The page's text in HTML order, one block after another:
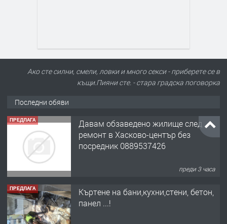
Ако сте силни, смели, ловки и много секси - приберете се в
къщи.Пияни сте. - стара градска поговорка
Последни обяви
ПРЕДЛАГА
Давам обзаведено жилище след
ремонт в Хасково-център без
посредник 0889537426
преди 3 часа
ПРЕДЛАГА
Къртене на бани,кухни,стени, бетон,
панел ...!